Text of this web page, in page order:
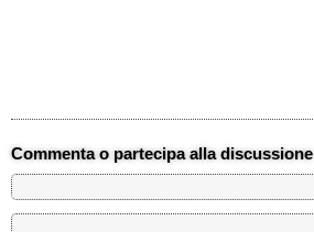
Commenta o partecipa alla discussione